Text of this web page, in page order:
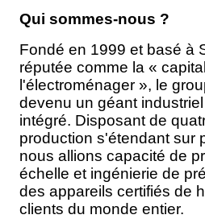
Qui sommes-nous ?
Fondé en 1999 et basé à
réputée comme la «
l'électroménager », le
devenu un géant
intégré. Disposant de
production s'étendant sur
nous allions capacité de
échelle et ingénierie de
des appareils certifiés de
clients du monde entier.